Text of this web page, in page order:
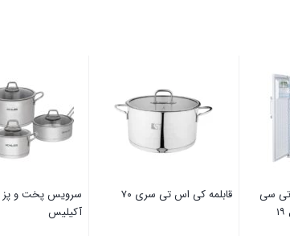
تی سی
قابلمه کی اس تی سری ۷۰
آکیلیس